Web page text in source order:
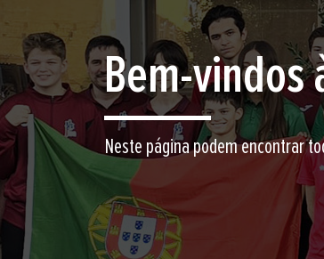
Encontre
Junte-se a nós neste jogo milenar